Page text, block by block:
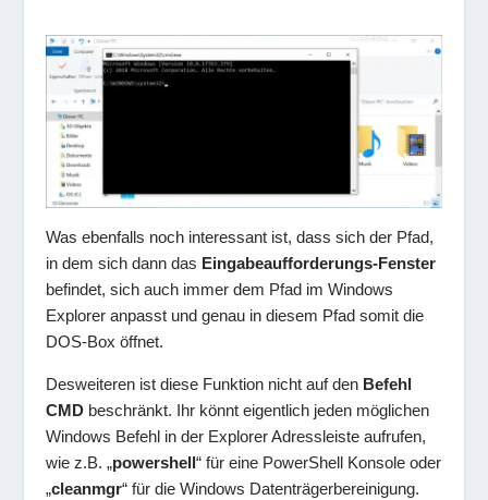
Was ebenfalls noch interessant ist, dass sich der Pfad,
in dem sich dann das Eingabeaufforderungs-Fenster
befindet, sich auch immer dem Pfad im Windows
Explorer anpasst und genau in diesem Pfad somit die
DOS-Box öffnet.
Desweiteren ist diese Funktion nicht auf den Befehl
CMD beschränkt. Ihr könnt eigentlich jeden möglichen
Windows Befehl in der Explorer Adressleiste aufrufen,
wie z.B. „powershell“ für eine PowerShell Konsole oder
„cleanmgr“ für die Windows Datenträgerbereinigung.